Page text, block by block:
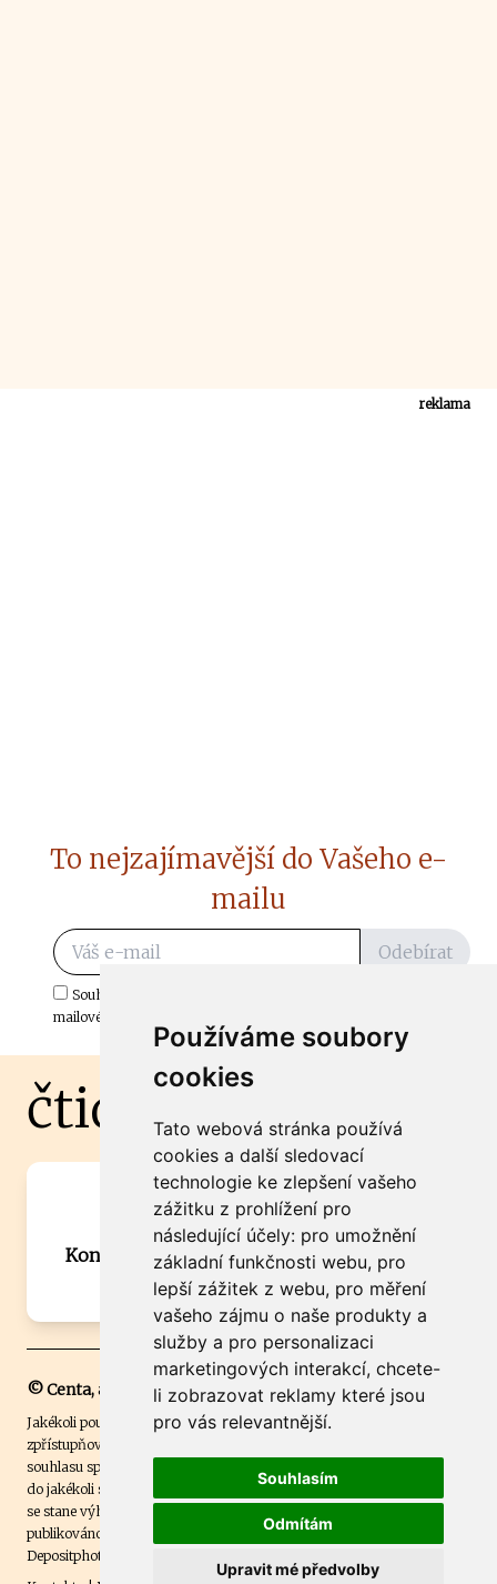
Používáme soubory
cookies
Tato webová stránka používá
cookies a další sledovací
technologie ke zlepšení vašeho
zážitku z prohlížení pro
následující účely: pro umožnění
základní funkčnosti webu, pro
lepší zážitek z webu, pro měření
vašeho zájmu o naše produkty a
služby a pro personalizaci
marketingových interakcí, chcete-
li zobrazovat reklamy které jsou
pro vás relevantnější.
Souhlasím
Odmítám
Upravit mé předvolby
reklama
To nejzajímavější do Vašeho e-
mailu
Odebírat
Souhlasím s odběrem důležitých zpráv ze ČtiDoma.cz do mé e-
mailové schránky.
čtidoma.cz
Máte zajímavou informaci? Chcete
spolupracovat?
Kontaktujte šéfredaktora Martina Chalupu:
chalupa@ctidoma.cz
© Centa, a.s.
Jakékoli použití obsahu včetně převzetí, šíření či dalšího užití a
zpřístupňování textových či obrazových materiálů bez písemného
souhlasu společnosti Centa,a.s. je zakázáno. Čtenář svým přihlášením
do jakékoli soutěže na našem webu dává souhlas s tím, že v případě, že
se stane výhercem této soutěže, může být jeho jméno na webu
publikováno. Centa, a.s. využívala licenci ČTK a využívá fotografie z
Depositphotos